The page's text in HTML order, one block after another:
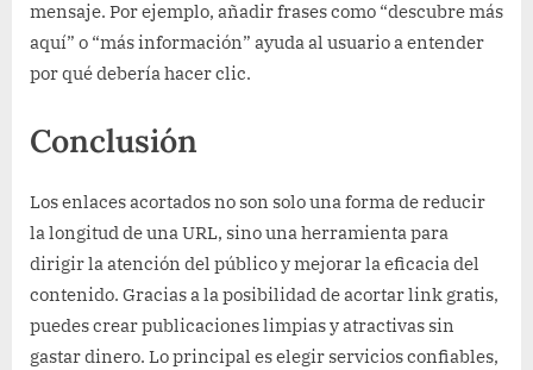
mensaje. Por ejemplo, añadir frases como “descubre más
aquí” o “más información” ayuda al usuario a entender
por qué debería hacer clic.
Conclusión
Los enlaces acortados no son solo una forma de reducir
la longitud de una URL, sino una herramienta para
dirigir la atención del público y mejorar la eficacia del
contenido. Gracias a la posibilidad de acortar link gratis,
puedes crear publicaciones limpias y atractivas sin
gastar dinero. Lo principal es elegir servicios confiables,